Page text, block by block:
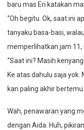
baru mas Eri katakan
“Oh begitu. Ok, saat ini
tanyaku basa-basi,
memperlihatkan jam
“Saat ini? Masih
Ke atas dahulu saja
kan paling akhir bertemu
Wah, penawaran yang
dengan Aida. Huh,